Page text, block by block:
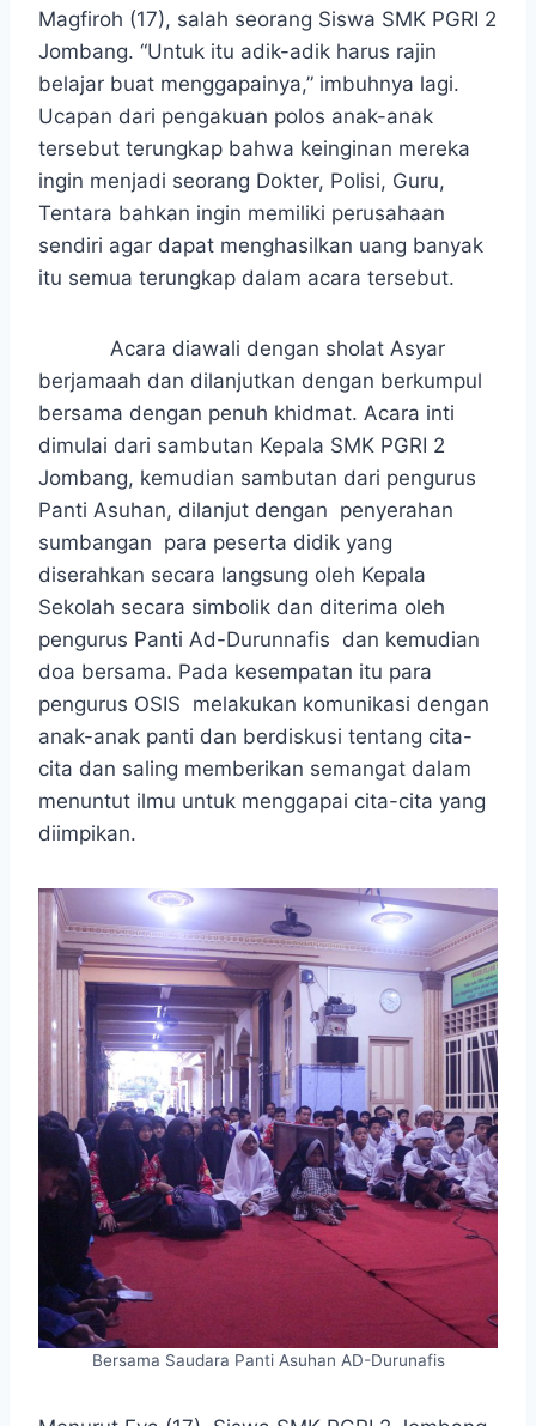
Magfiroh (17), salah seorang Siswa SMK PGRI 2
Jombang. “Untuk itu adik-adik harus rajin
belajar buat menggapainya,” imbuhnya lagi.
Ucapan dari pengakuan polos anak-anak
tersebut terungkap bahwa keinginan mereka
ingin menjadi seorang Dokter, Polisi, Guru,
Tentara bahkan ingin memiliki perusahaan
sendiri agar dapat menghasilkan uang banyak
itu semua terungkap dalam acara tersebut.
Acara diawali dengan sholat Asyar
berjamaah dan dilanjutkan dengan berkumpul
bersama dengan penuh khidmat. Acara inti
dimulai dari sambutan Kepala SMK PGRI 2
Jombang, kemudian sambutan dari pengurus
Panti Asuhan, dilanjut dengan penyerahan
sumbangan para peserta didik yang
diserahkan secara langsung oleh Kepala
Sekolah secara simbolik dan diterima oleh
pengurus Panti Ad-Durunnafis dan kemudian
doa bersama. Pada kesempatan itu para
pengurus OSIS melakukan komunikasi dengan
anak-anak panti dan berdiskusi tentang cita-
cita dan saling memberikan semangat dalam
menuntut ilmu untuk menggapai cita-cita yang
diimpikan.
Bersama Saudara Panti Asuhan AD-Durunafis